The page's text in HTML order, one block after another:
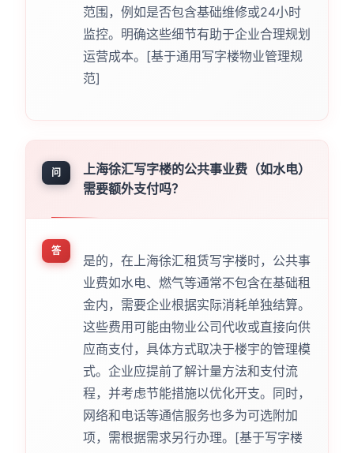
范围，例如是否包含基础维修或24小时
监控。明确这些细节有助于企业合理规划
运营成本。[基于通用写字楼物业管理规
范]
问
上海徐汇写字楼的公共事业费（如水电）
需要额外支付吗？
答
是的，在上海徐汇租赁写字楼时，公共事
业费如水电、燃气等通常不包含在基础租
金内，需要企业根据实际消耗单独结算。
这些费用可能由物业公司代收或直接向供
应商支付，具体方式取决于楼宇的管理模
式。企业应提前了解计量方法和支付流
程，并考虑节能措施以优化开支。同时，
网络和电话等通信服务也多为可选附加
项，需根据需求另行办理。[基于写字楼